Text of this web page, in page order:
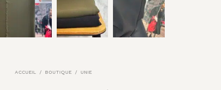
ACCUEIL / BOUTIQUE / UNIE